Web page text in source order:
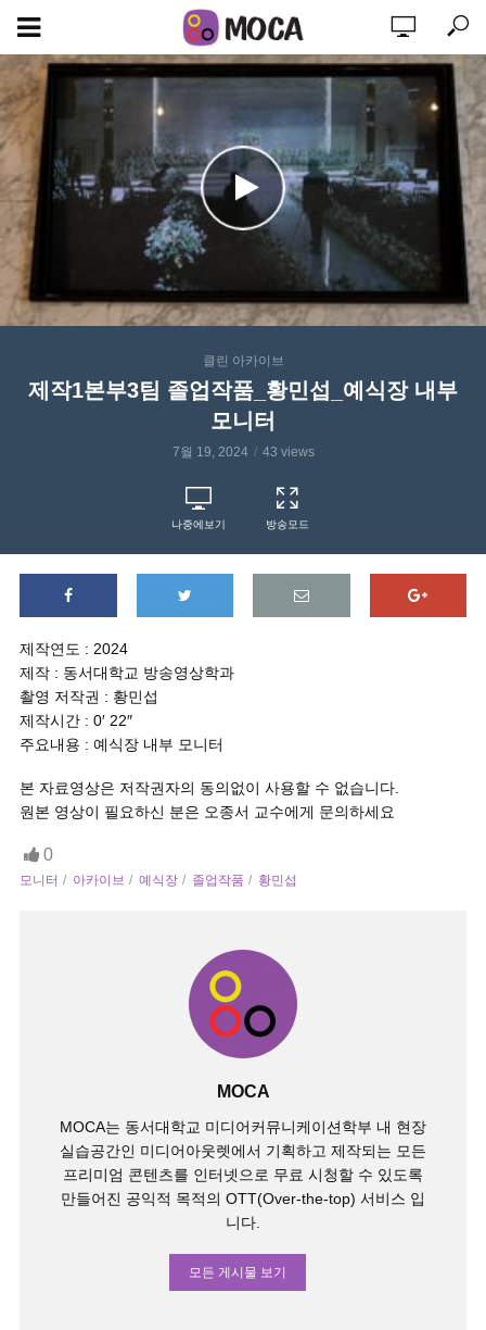
클린 아카이브
제작1본부3팀 졸업작품_황민섭_예식장 내부
모니터
7월 19, 2024 43 views
나중에보기 방송모드
제작연도 : 2024
제작 : 동서대학교 방송영상학과
촬영 저작권 : 황민섭
제작시간 : 0′ 22″
주요내용 : 예식장 내부 모니터
본 자료영상은 저작권자의 동의없이 사용할 수 없습니다.
원본 영상이 필요하신 분은 오종서 교수에게 문의하세요
0
모니터 아카이브 예식장 졸업작품 황민섭
MOCA
MOCA는 동서대학교 미디어커뮤니케이션학부 내 현장
실습공간인 미디어아웃렛에서 기획하고 제작되는 모든
프리미엄 콘텐츠를 인터넷으로 무료 시청할 수 있도록
만들어진 공익적 목적의 OTT(Over-the-top) 서비스 입
니다.
모든 게시물 보기